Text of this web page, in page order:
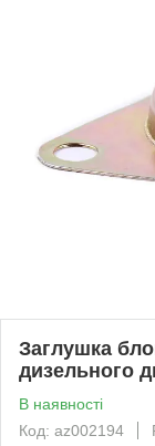
Заглушка
дизельного
В наявності
Код: az002194